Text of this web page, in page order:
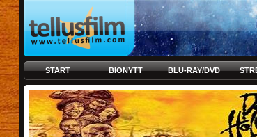
START BIONYTT BLU-RAY/DVD